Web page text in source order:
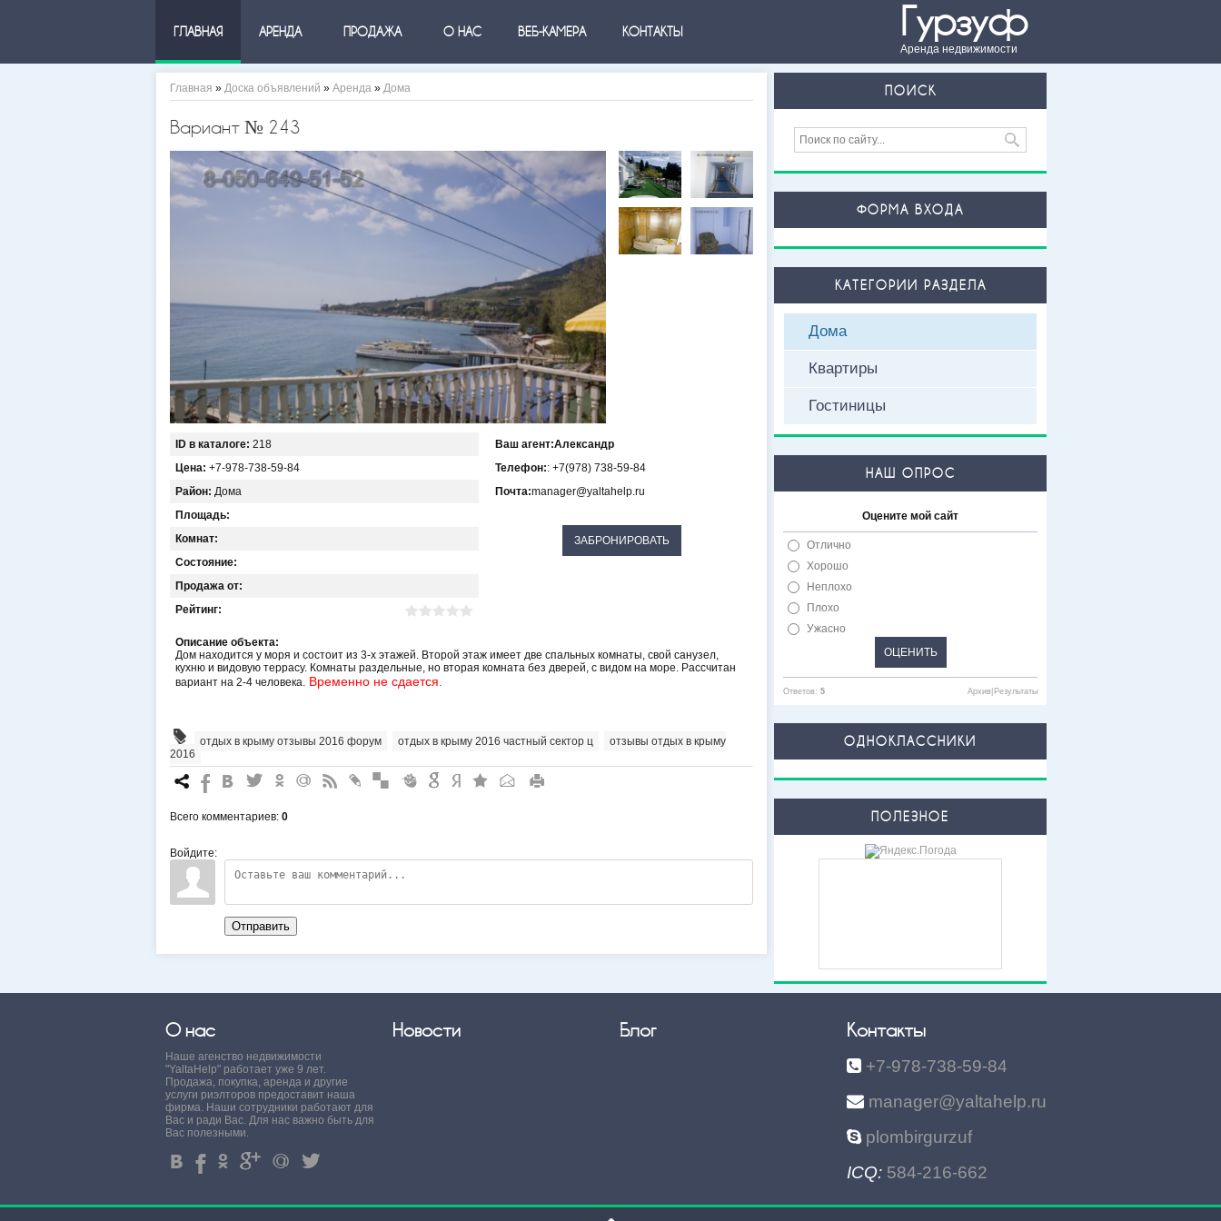
ГЛАВНАЯ АРЕНДА ПРОДАЖА О НАС ВЕБ-КАМЕРА КОНТАКТЫ Гурзуф
Аренда недвижимости
Главная » Доска объявлений » Аренда » Дома
Вариант № 243
ID в каталоге: 218
Цена: +7-978-738-59-84
Район: Дома
Площадь:
Комнат:
Состояние:
Продажа от:
Рейтинг:
Ваш агент:Александр
Телефон:: +7(978) 738-59-84
Почта:manager@yaltahelp.ru
Описание объекта:
Дом находится у моря и состоит из 3-х этажей. Второй этаж имеет две спальных комнаты, свой санузел,
кухню и видовую террасу. Комнаты раздельные, но вторая комната без дверей, с видом на море. Рассчитан
вариант на 2-4 человека. Временно не сдается.
отдых в крыму отзывы 2016 форум отдых в крыму 2016 частный сектор ц
отзывы отдых в крыму
2016
7 % 4 3 . + 0 * # " & 6 Q P R
Всего комментариев: 0
Войдите:
Отправить
ПОИСК
ФОРМА ВХОДА
КАТЕГОРИИ РАЗДЕЛА
Дома
Квартиры
Гостиницы
НАШ ОПРОС
Оцените мой сайт
Отлично
Хорошо
Неплохо
Плохо
Ужасно
Ответов: 5 Результаты
Архив
ОДНОКЛАССНИКИ
ПОЛЕЗНОЕ
О нас
Наше агенство недвижимости
"YaltaHelp" работает уже 9 лет.
Продажа, покупка, аренда и другие
услуги риэлторов предоставит наша
фирма. Наши сотрудники работают для
Вас и ради Вас. Для нас важно быть для
Вас полезными.
4 % . ' + 3
Новости Блог Контакты
+7-978-738-59-84
manager@yaltahelp.ru
plombirgurzuf
ICQ: 584-216-662